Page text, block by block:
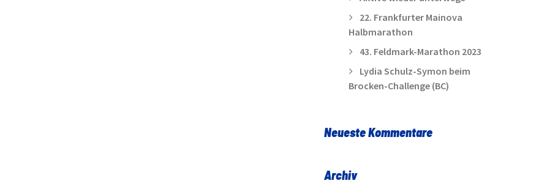
22. Frankfurter Mainova
Halbmarathon
43. Feldmark-Marathon 2023
Lydia Schulz-Symon beim
Brocken-Challenge (BC)
Neueste Kommentare
Archiv